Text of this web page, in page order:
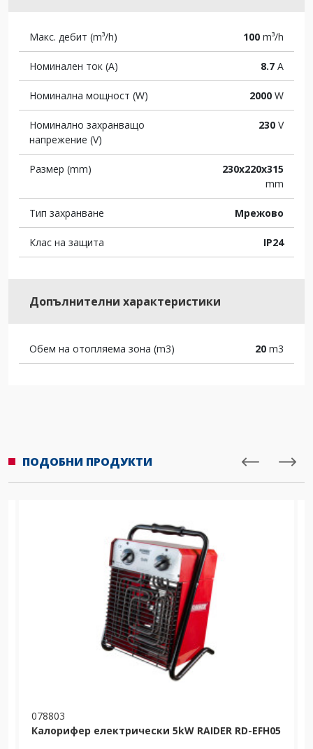
Макс. дебит (m³/h) 100 m³/h
Номинален ток (A) 8.7 A
Номинална мощност (W) 2000 W
Номинално захранващо
напрежение (V)
230 V
Размер (mm)
230x220x315
mm
Тип захранване Мрежово
Клас на защита IP24
Допълнителни характеристики
Обем на отопляема зона (m3) 20 m3
ПОДОБНИ ПРОДУКТИ
078803
Калорифер електрически 5kW RAIDER RD-EFH05